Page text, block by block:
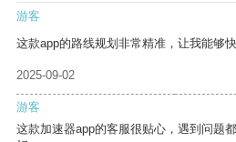
游客
这款app的路线规划非常精准，让我能够快
2025-09-02
游客
这款加速器app的客服很贴心，遇到问题